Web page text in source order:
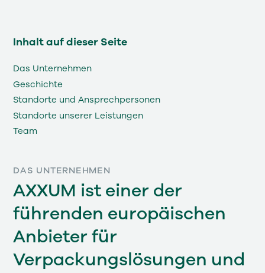
Inhalt auf dieser Seite
Das Unternehmen
Geschichte
Standorte und Ansprechpersonen
Standorte unserer Leistungen
Team
DAS UNTERNEHMEN
AXXUM ist einer der
führenden europäischen
Anbieter für
Verpackungslösungen und